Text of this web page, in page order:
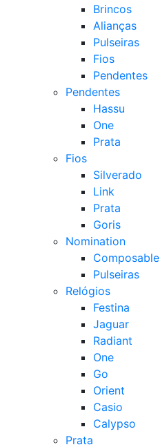
Brincos
Alianças
Pulseiras
Fios
Pendentes
Pendentes
Hassu
One
Prata
Fios
Silverado
Link
Prata
Goris
Nomination
Composable
Pulseiras
Relógios
Festina
Jaguar
Radiant
One
Go
Orient
Casio
Calypso
Prata